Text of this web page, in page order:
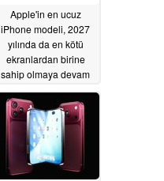
Apple'in en ucuz
iPhone modeli, 2027
yılında da en kötü
ekranlardan birine
sahip olmaya devam
kaynağı, iPhone 18 ve
iPhone Air 2'nin teknik
özellikleri hakkında
ipuçları verdi06/29/2026